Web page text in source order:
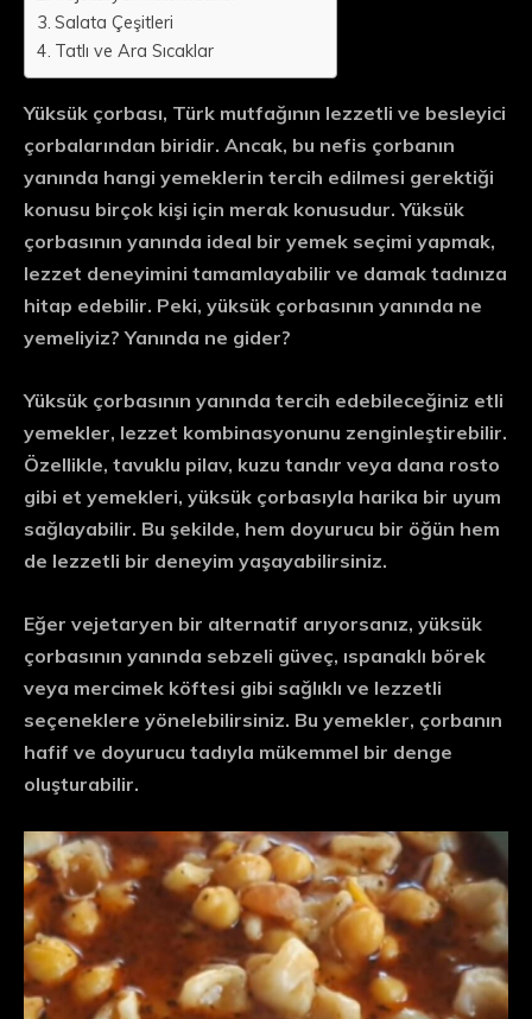
Salata Çeşitleri
Tatlı ve Ara Sıcaklar
Yüksük çorbası, Türk mutfağının lezzetli ve besleyici
çorbalarından biridir. Ancak, bu nefis çorbanın
yanında hangi yemeklerin tercih edilmesi gerektiği
konusu birçok kişi için merak konusudur. Yüksük
çorbasının yanında ideal bir yemek seçimi yapmak,
lezzet deneyimini tamamlayabilir ve damak tadınıza
hitap edebilir. Peki, yüksük çorbasının yanında ne
yemeliyiz? Yanında ne gider?
Yüksük çorbasının yanında tercih edebileceğiniz etli
yemekler, lezzet kombinasyonunu zenginleştirebilir.
Özellikle, tavuklu pilav, kuzu tandır veya dana rosto
gibi et yemekleri, yüksük çorbasıyla harika bir uyum
sağlayabilir. Bu şekilde, hem doyurucu bir öğün hem
de lezzetli bir deneyim yaşayabilirsiniz.
Eğer vejetaryen bir alternatif arıyorsanız, yüksük
çorbasının yanında sebzeli güveç, ıspanaklı börek
veya mercimek köftesi gibi sağlıklı ve lezzetli
seçeneklere yönelebilirsiniz. Bu yemekler, çorbanın
hafif ve doyurucu tadıyla mükemmel bir denge
oluşturabilir.